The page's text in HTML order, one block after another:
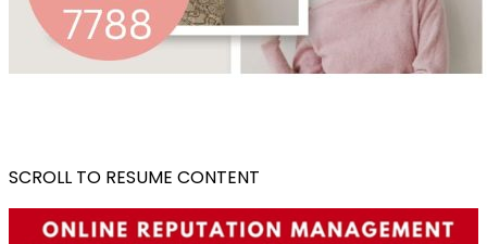
SCROLL TO RESUME CONTENT